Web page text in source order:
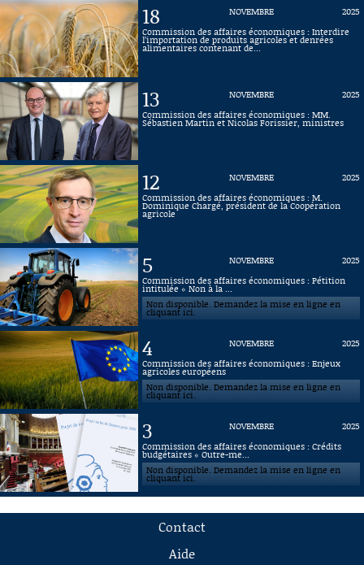
18 NOVEMBRE
2025
Commission des affaires économiques : Interdire
l’importation de produits agricoles et denrées
alimentaires contenant de...
13 NOVEMBRE
2025
Commission des affaires économiques : MM.
Sébastien Martin et Nicolas Forissier, ministres
12 NOVEMBRE
2025
Commission des affaires économiques : M.
Dominique Chargé, président de la Coopération
agricole
5 NOVEMBRE
2025
Commission des affaires économiques : Pétition
intitulée « Non à la ...
Non disponible. Demandez la mise en ligne en
cliquant ici.
4 NOVEMBRE
2025
Commission des affaires économiques : Enjeux
agricoles européens
Non disponible. Demandez la mise en ligne en
cliquant ici.
3 NOVEMBRE
2025
Commission des affaires économiques : Crédits
budgétaires « Outre-me...
Non disponible. Demandez la mise en ligne en
cliquant ici.
Contact
Aide